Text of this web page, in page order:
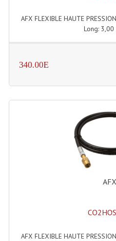
Haut-Parleurs
Platines
Lecteurs
Lecteurs Cd À
Lecteurs Double
Lecteurs
AFX FLEXIBLE HAUTE
Long:
340.00E
AFX
AFX FLEXIBLE HAUTE